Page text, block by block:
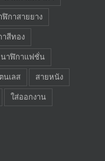
ฬิกาสายยาง
สีทอง
นาฬิกาแฟชั่น
นเลส
สายหนัง
ใส่ออกงาน